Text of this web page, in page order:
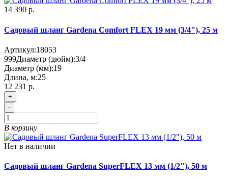
14 390 р.
Садовый шланг Gardena Comfort FLEX 19 мм (3/4"), 25 м
Артикул:18053
999Диаметр (дюйм):3/4
Диаметр (мм):19
Длина, м:25
12 231 р.
+
-
В корзину
Нет в наличии
Садовый шланг Gardena SuperFLEX 13 мм (1/2"), 50 м